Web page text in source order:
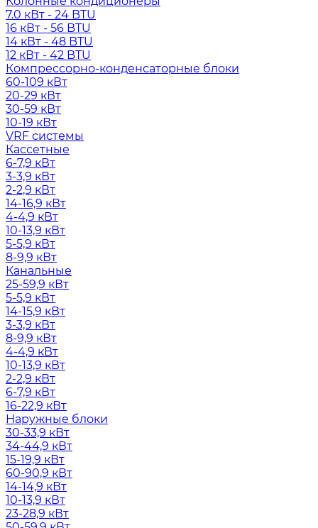
7.0 кВт - 24 BTU
16 кВт - 56 BTU
14 кВт - 48 BTU
12 кВт - 42 BTU
Компрессорно-конденсаторные блоки
60-109 кВт
20-29 кВт
30-59 кВт
10-19 кВт
VRF системы
Кассетные
6-7,9 кВт
3-3,9 кВт
2-2,9 кВт
14-16,9 кВт
4-4,9 кВт
10-13,9 кВт
5-5,9 кВт
8-9,9 кВт
Канальные
25-59,9 кВт
5-5,9 кВт
14-15,9 кВт
3-3,9 кВт
8-9,9 кВт
4-4,9 кВт
10-13,9 кВт
2-2,9 кВт
6-7,9 кВт
16-22,9 кВт
Наружные блоки
30-33,9 кВт
34-44,9 кВт
15-19,9 кВт
60-90,9 кВт
14-14,9 кВт
10-13,9 кВт
23-28,9 кВт